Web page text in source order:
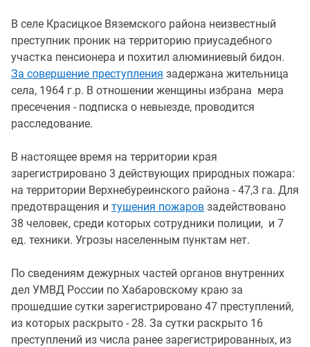
В селе Красицкое Вяземского района неизвестный
преступник проник на территорию приусадебного
участка пенсионера и похитил алюминиевый бидон.
За совершение преступления задержана жительница
села, 1964 г.р. В отношении женщины избрана мера
пресечения - подписка о невыезде, проводится
расследование.
В настоящее время на территории края
зарегистрировано 3 действующих природных пожара:
на территории Верхнебуреинского района - 47,3 га. Для
предотвращения и тушения пожаров задействовано
38 человек, среди которых сотрудники полиции, и 7
ед. техники. Угрозы населенным пунктам нет.
По сведениям дежурных частей органов внутренних
дел УМВД России по Хабаровскому краю за
прошедшие сутки зарегистрировано 47 преступлений,
из которых раскрыто - 28. За сутки раскрыто 16
преступлений из числа ранее зарегистрированных, из